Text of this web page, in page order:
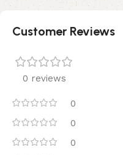
Customer Reviews
0 reviews
0
0
0